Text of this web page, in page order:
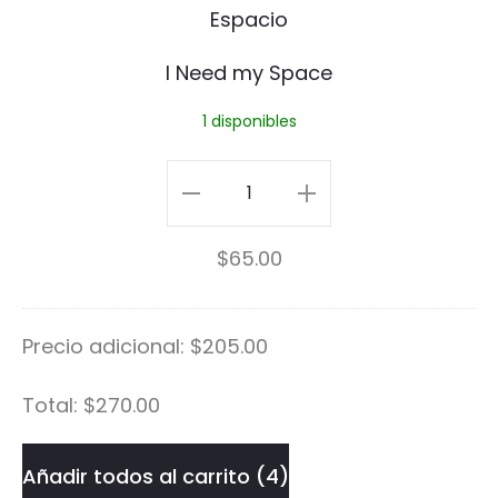
m
S
p
c
e
I Need my Space
1 disponibles
Need
Space
cantidad
$65.00
Precio adicional: $205.00
Total: $270.00
Añadir todos al carrito 4